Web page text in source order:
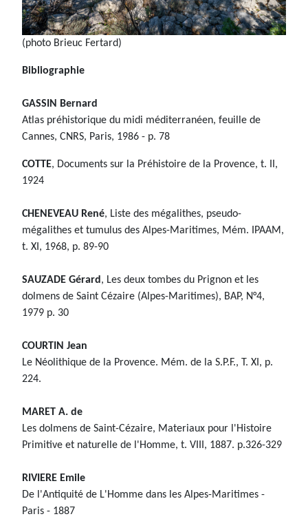
(photo Brieuc Fertard)
Bibliographie
GASSIN Bernard
Atlas préhistorique du midi méditerranéen, feuille de
Cannes, CNRS, Paris, 1986 - p. 78
COTTE, Documents sur la Préhistoire de la Provence, t. II,
1924
CHENEVEAU René, Liste des mégalithes, pseudo-
mégalithes et tumulus des Alpes-Maritimes, Mém. IPAAM,
t. XI, 1968, p. 89-90
SAUZADE Gérard, Les deux tombes du Prignon et les
dolmens de Saint Cézaire (Alpes-Maritimes), BAP, N°4,
1979 p. 30
COURTIN Jean
Le Néolithique de la Provence. Mém. de la S.P.F., T. XI, p.
224.
MARET A. de
Les dolmens de Saint-Cézaire, Materiaux pour l'Histoire
Primitive et naturelle de l'Homme, t. VIII, 1887. p.326-329
RIVIERE Emile
De l'Antiquité de L'Homme dans les Alpes-Maritimes -
Paris - 1887